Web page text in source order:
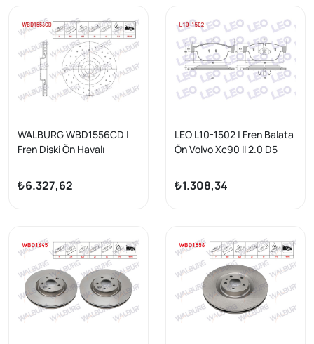
WALBURG WBD1556CD |
Fren Diski Ön Havalı
Delikli 5 Bjn 19 Jant
366X30x63,5X48 Volvo
₺6.327,62
LEO L10-1502 | Fren Balata
Ön Volvo Xc90 II 2.0 D5
Hybrıd 2015-/ S90 II 2.0 D5
2016-/ V90 II 2.0 D5
₺1.308,34